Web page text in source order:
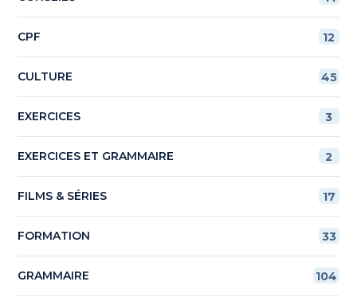
CPF 12
CULTURE 45
EXERCICES 3
EXERCICES ET GRAMMAIRE 2
FILMS & SÉRIES 17
FORMATION 33
GRAMMAIRE 104